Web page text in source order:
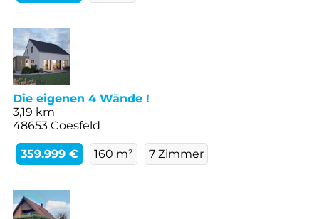
Die eigenen 4 Wände !
3,19 km
48653 Coesfeld
359.999 € 160 m² 7 Zimmer